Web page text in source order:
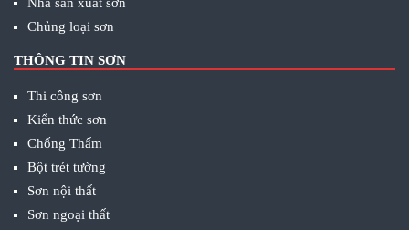
Nhà sản xuất sơn
Chủng loại sơn
THÔNG TIN SƠN
Thi công sơn
Kiến thức sơn
Chống Thấm
Bột trét tường
Sơn nội thất
Sơn ngoại thất